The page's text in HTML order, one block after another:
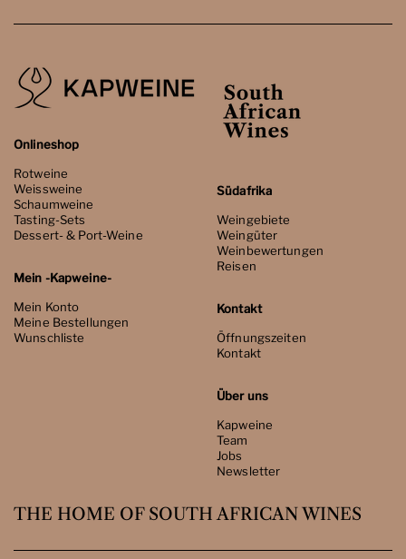
Onlineshop
Rotweine
Weissweine
Schaumweine
Tasting-Sets
Dessert- & Port-Weine
Mein -Kapweine-
Mein Konto
Meine Bestellungen
Wunschliste
Südafrika
Weingebiete
Weingüter
Weinbewertungen
Reisen
Kontakt
Öffnungszeiten
Kontakt
Über uns
Kapweine
Team
Jobs
Newsletter
THE HOME OF SOUTH AFRICAN WINES